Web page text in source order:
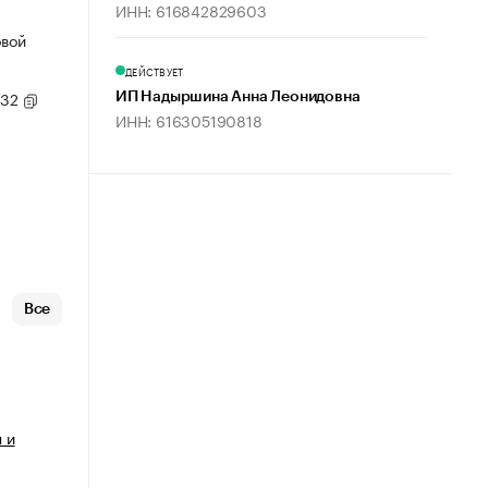
Все
и
ИНН: 616842829603
ДЕЙСТВУЕТ
ИП Надыршина Анна Леонидовна
ИНН: 616305190818